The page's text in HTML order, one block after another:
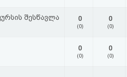
შესწავლა
0
(0)
0
(0)
0
(0)
0
(0)